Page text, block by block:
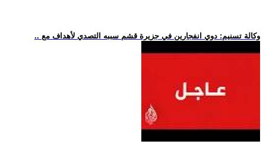
.. وكالة تسنيم: دوي انفجارين في جزيرة قشم سببه التصدي لأهداف مع